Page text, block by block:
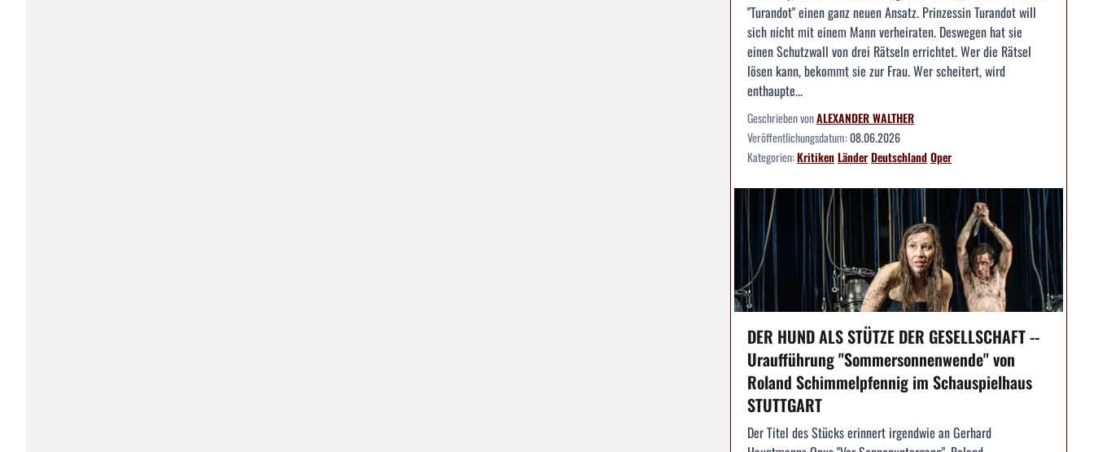
"Turandot" einen ganz neuen Ansatz. Prinzessin Turandot will
sich nicht mit einem Mann verheiraten. Deswegen hat sie
einen Schutzwall von drei Rätseln errichtet. Wer die Rätsel
lösen kann, bekommt sie zur Frau. Wer scheitert, wird
enthaupte...
Geschrieben vonALEXANDER WALTHER
Veröffentlichungsdatum:08.06.2026
Kategorien:KritikenLänderDeutschlandOper
DER HUND ALS STÜTZE DER GESELLSCHAFT --
Uraufführung "Sommersonnenwende" von
Roland Schimmelpfennig im Schauspielhaus
STUTTGART
Der Titel des Stücks erinnert irgendwie an Gerhard